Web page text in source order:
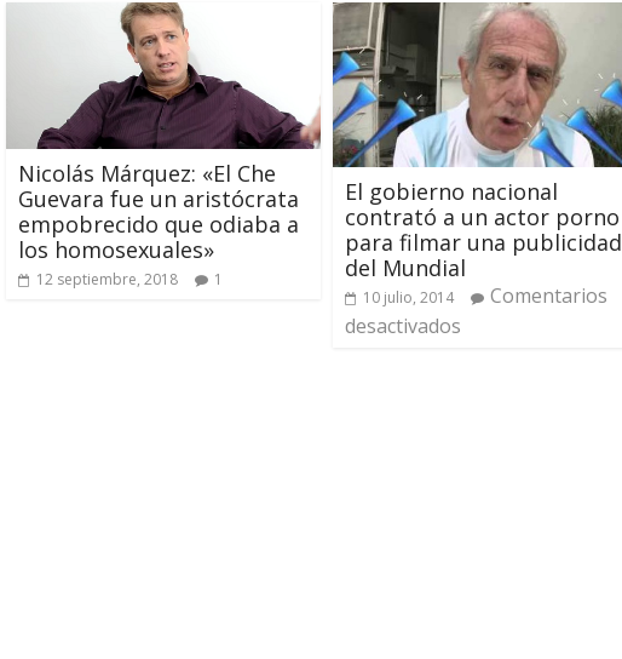
Nicolás Márquez: «El Che
Guevara fue un aristócrata
empobrecido que odiaba a
los homosexuales»
12 septiembre, 2018 1
El gobierno nacional
contrató a un actor porno
para filmar una publicidad
del Mundial
10 julio, 2014
Comentarios
desactivados